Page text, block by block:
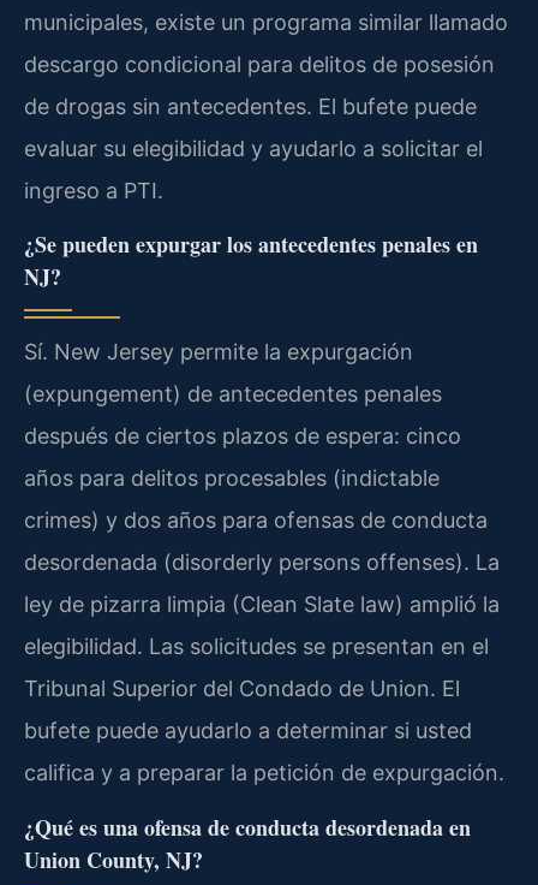
municipales, existe un programa similar llamado
descargo condicional para delitos de posesión
de drogas sin antecedentes. El bufete puede
evaluar su elegibilidad y ayudarlo a solicitar el
ingreso a PTI.
¿Se pueden expurgar los antecedentes penales en
NJ?
Sí. New Jersey permite la expurgación
(expungement) de antecedentes penales
después de ciertos plazos de espera: cinco
años para delitos procesables (indictable
crimes) y dos años para ofensas de conducta
desordenada (disorderly persons offenses). La
ley de pizarra limpia (Clean Slate law) amplió la
elegibilidad. Las solicitudes se presentan en el
Tribunal Superior del Condado de Union. El
bufete puede ayudarlo a determinar si usted
califica y a preparar la petición de expurgación.
¿Qué es una ofensa de conducta desordenada en
Union County, NJ?